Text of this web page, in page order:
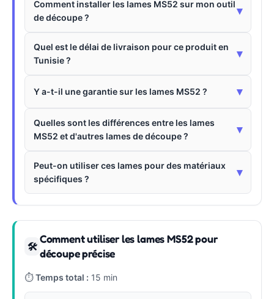
Comment installer les lames MS52 sur mon outil
de découpe ?
▾
Quel est le délai de livraison pour ce produit en
Tunisie ?
▾
Y a-t-il une garantie sur les lames MS52 ? ▾
Quelles sont les différences entre les lames
MS52 et d'autres lames de découpe ?
▾
Peut-on utiliser ces lames pour des matériaux
spécifiques ?
▾
🛠
Comment utiliser les lames MS52 pour
découpe précise
⏱Temps total : 15 min